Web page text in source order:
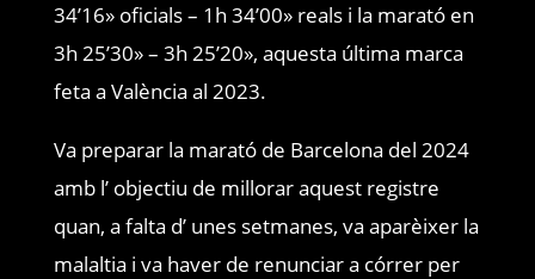
34’16» oficials – 1h 34’00» reals i la marató en
3h 25’30» – 3h 25’20», aquesta última marca
feta a València al 2023.
Va preparar la marató de Barcelona del 2024
amb l’ objectiu de millorar aquest registre
quan, a falta d’ unes setmanes, va aparèixer la
malaltia i va haver de renunciar a córrer per